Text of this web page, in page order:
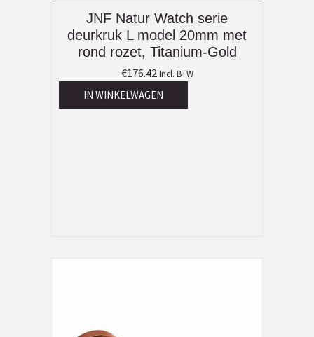
JNF Natur Watch serie
deurkruk L model 20mm met
rond rozet, Titanium-Gold
€176.42 Incl. BTW
IN WINKELWAGEN